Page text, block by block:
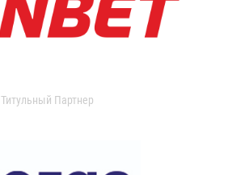
Титульный Партнер